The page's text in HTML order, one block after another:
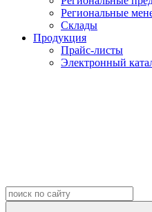
Региональные
Склады
Продукция
Прайс-листы
Электронный